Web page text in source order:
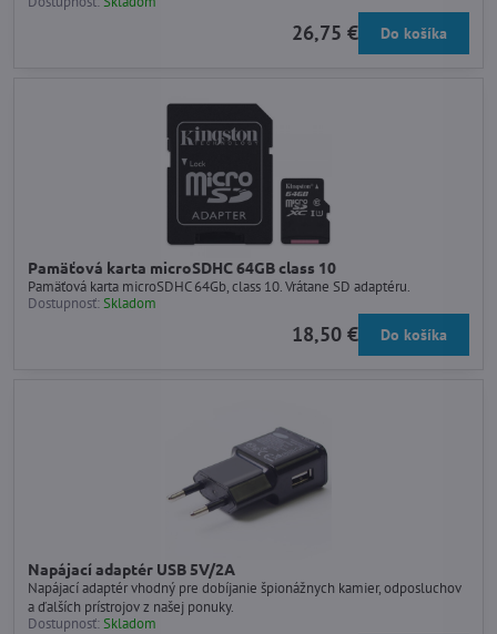
26,75 € Do košíka
Pamäťová karta microSDHC 64GB class 10
Pamäťová karta microSDHC 64Gb, class 10. Vrátane SD adaptéru.
Dostupnosť:Skladom
18,50 € Do košíka
Napájací adaptér USB 5V/2A
Napájací adaptér vhodný pre dobíjanie špionážnych kamier, odposluchov
a ďalších prístrojov z našej ponuky.
Dostupnosť:Skladom